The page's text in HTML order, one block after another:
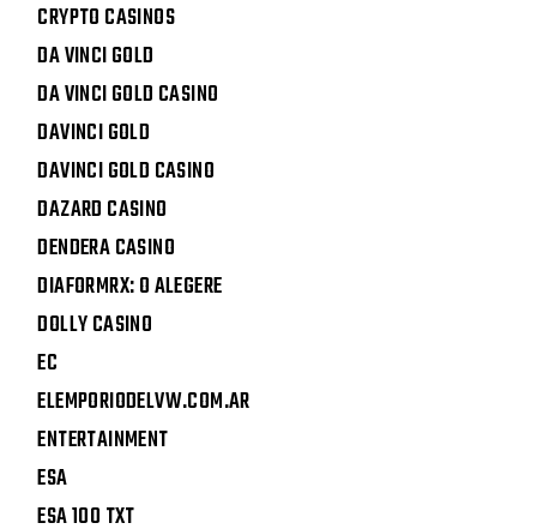
CRYPTO CASINOS
DA VINCI GOLD
DA VINCI GOLD CASINO
DAVINCI GOLD
DAVINCI GOLD CASINO
DAZARD CASINO
DENDERA CASINO
DIAFORMRX: O ALEGERE
DOLLY CASINO
EC
ELEMPORIODELVW.COM.AR
ENTERTAINMENT
ESA
ESA 100 TXT